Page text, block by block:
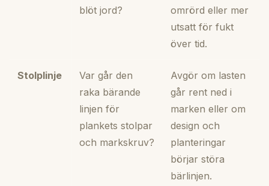
blöt jord?
omrörd eller mer
utsatt för fukt
över tid.
Stolplinje
Var går den
raka bärande
linjen för
plankets stolpar
och markskruv?
Avgör om lasten
går rent ned i
marken eller om
design och
planteringar
börjar störa
bärlinjen.